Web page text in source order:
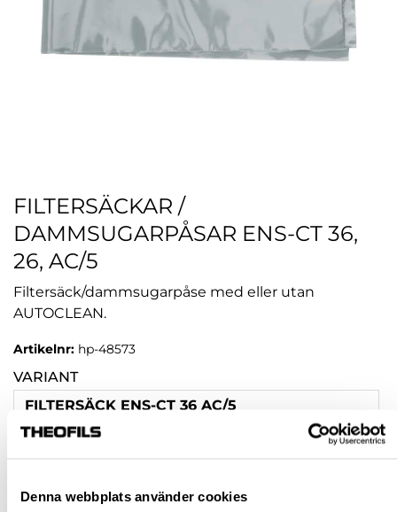
Denna webbplats använder cookies
FILTERSÄCKAR /
DAMMSUGARPÅSAR ENS-CT 36,
26, AC/5
Filtersäck/dammsugarpåse med eller utan
AUTOCLEAN.
Artikelnr: hp-48573
VARIANT
FILTERSÄCK ENS-CT 36 AC/5
PLASTSÄCK CTL26 AC 5P
Rensa val